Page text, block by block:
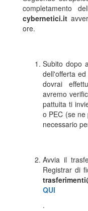
completamento
cybernetici.it
ore.
Subito dopo
dell'offerta
dovrai
avremo
pattuita ti
o PEC (se
necessario
Avvia il
Registrar di
QUI
.